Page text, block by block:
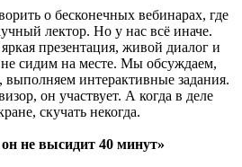
о бесконечных вебинарах, где
лектор. Но у нас всё иначе.
презентация, живой диалог и
сидим на месте. Мы обсуждаем,
выполняем интерактивные задания.
он участвует. А когда в деле
скучать некогда.
не высидит 40 минут»